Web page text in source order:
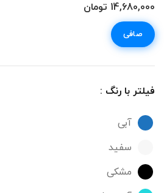
صافی
14,680,000 تومان
فیلتر با رنگ :
آبی
سفید
مشکی